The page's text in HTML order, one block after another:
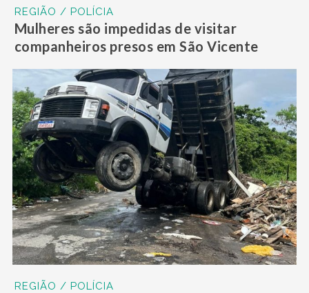
REGIÃO / POLÍCIA
Mulheres são impedidas de visitar
companheiros presos em São Vicente
REGIÃO / POLÍCIA